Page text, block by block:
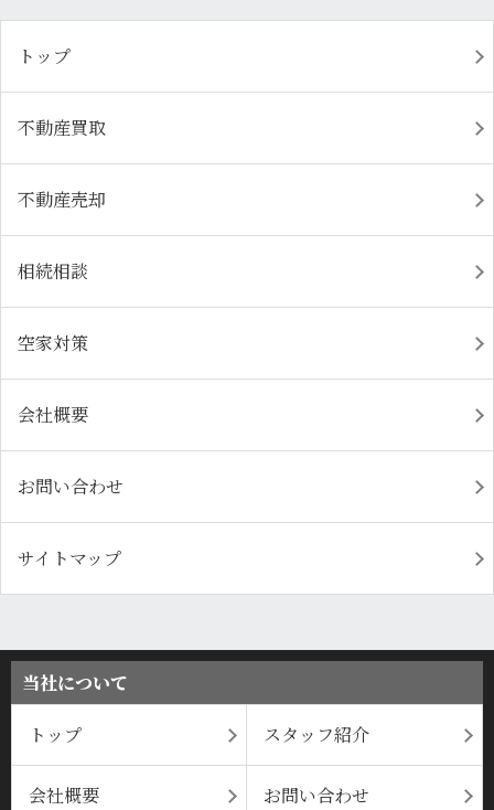
トップ
不動産買取
不動産売却
相続相談
空家対策
会社概要
お問い合わせ
サイトマップ
当社について
トップ スタッフ紹介
会社概要 お問い合わせ